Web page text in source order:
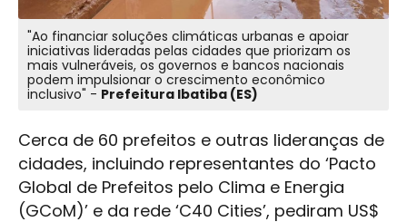
"Ao financiar soluções climáticas urbanas e apoiar
iniciativas lideradas pelas cidades que priorizam os
mais vulneráveis, os governos e bancos nacionais
podem impulsionar o crescimento econômico
inclusivo" - Prefeitura Ibatiba (ES)
Cerca de 60 prefeitos e outras lideranças de
cidades, incluindo representantes do ‘Pacto
Global de Prefeitos pelo Clima e Energia
(GCoM)’ e da rede ‘C40 Cities’, pediram US$